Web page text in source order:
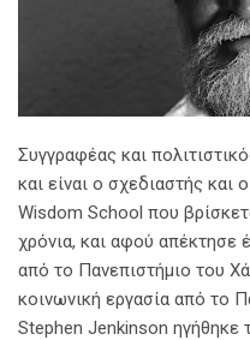
Συγγραφέας και
και είναι ο σχεδιαστής και
Wisdom School που
χρόνια, και αφού απέκτησε
από το Πανεπιστήμιο του
κοινωνική εργασία από το
Stephen Jenkinson ηγήθηκε